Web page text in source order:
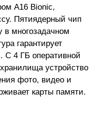
A16 Bionic,
Пятиядерный чип
в многозадачном
гарантирует
С 4 ГБ оперативной
устройство
фото, видео и
карты памяти.